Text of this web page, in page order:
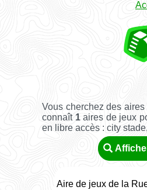
Vous cherchez des
connaît 1aires de jeux
en libre accès : city
Aire de jeux de la